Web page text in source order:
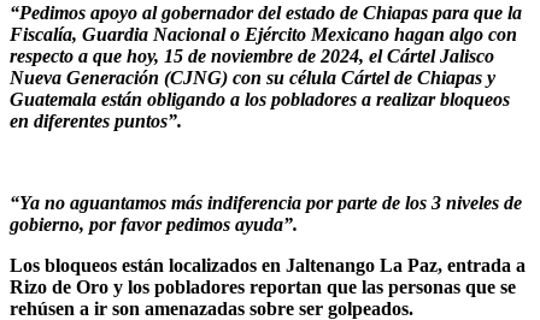
“Pedimos apoyo al gobernador del estado de Chiapas para que la
Fiscalía, Guardia Nacional o Ejército Mexicano hagan algo con
respecto a que hoy, 15 de noviembre de 2024, el Cártel Jalisco
Nueva Generación (CJNG) con su célula Cártel de Chiapas y
Guatemala están obligando a los pobladores a realizar bloqueos
en diferentes puntos”.
“Ya no aguantamos más indiferencia por parte de los 3 niveles de
gobierno, por favor pedimos ayuda”.
Los bloqueos están localizados en Jaltenango La Paz, entrada a
Rizo de Oro y los pobladores reportan que las personas que se
rehúsen a ir son amenazadas sobre ser golpeados.